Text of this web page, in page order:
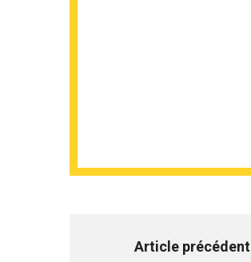
Article précédent